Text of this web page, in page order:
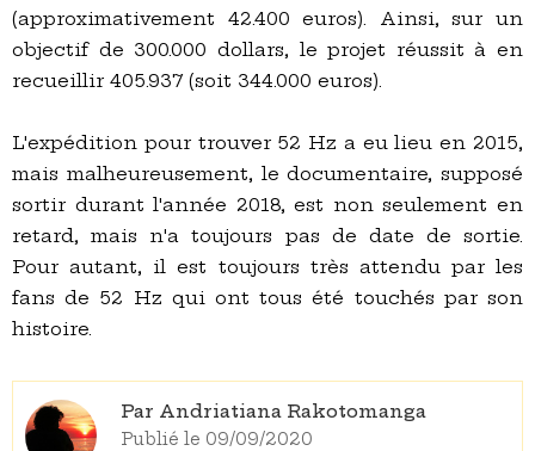
(approximativement 42.400 euros). Ainsi, sur un
objectif de 300.000 dollars, le projet réussit à en
recueillir 405.937 (soit 344.000 euros).
L'expédition pour trouver 52 Hz a eu lieu en 2015,
mais malheureusement, le documentaire, supposé
sortir durant l'année 2018, est non seulement en
retard, mais n'a toujours pas de date de sortie.
Pour autant, il est toujours très attendu par les
fans de 52 Hz qui ont tous été touchés par son
histoire.
Par Andriatiana Rakotomanga
Publié le 09/09/2020